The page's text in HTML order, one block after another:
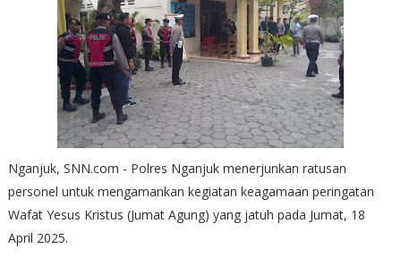
Nganjuk, SNN.com - Polres Nganjuk menerjunkan ratusan
personel untuk mengamankan kegiatan keagamaan peringatan
Wafat Yesus Kristus (Jumat Agung) yang jatuh pada Jumat, 18
April 2025.